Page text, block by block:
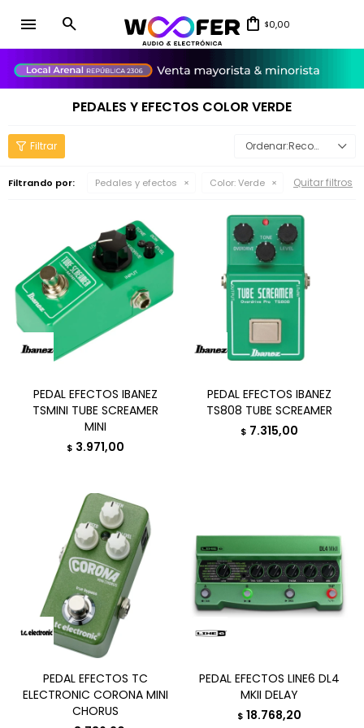
menu $0,00
PEDALES Y EFECTOS COLOR VERDE
Recomendados
Filtrando por: Pedales y efectos Color:Verde Quitar filtros
PEDAL EFECTOS IBANEZ
TSMINI TUBE SCREAMER
MINI
$ 3.971,00
PEDAL EFECTOS IBANEZ
TS808 TUBE SCREAMER
$ 7.315,00
PEDAL EFECTOS TC
ELECTRONIC CORONA MINI
CHORUS
PEDAL EFECTOS LINE6 DL4
MKII DELAY
$ 18.768,20
close